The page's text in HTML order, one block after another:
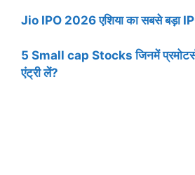
Jio IPO 2026 एशिया का सबसे बड़ा
5 Small cap Stocks जिनमें प्रमोटर्स
एंट्री लें?